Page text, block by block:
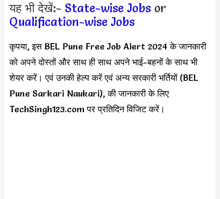
यह भी देखें:- State-wise Jobs or
Qualification-wise Jobs
कृपया, इस BEL Pune Free Job Alert 2024 के जानकारी
को अपने दोस्तों और साथ ही साथ अपने भाई-बहनों के साथ भी
शेयर करें। एवं उनकी हेल्प करें एवं अन्य सरकारी भर्तियों (BEL
Pune Sarkari Naukari), की जानकारी के लिए
TechSingh123.com पर प्रतिदिन विजिट करें।